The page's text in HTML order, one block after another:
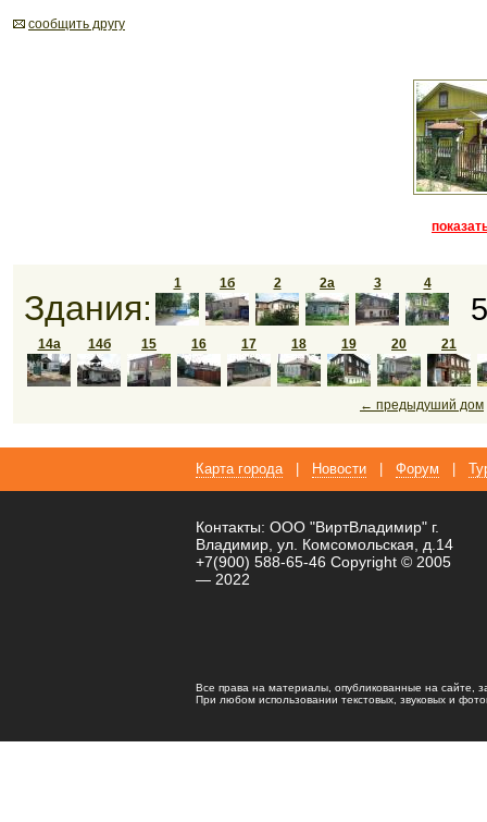
cообщить другу
Здания:
1 1б 2 2а 3 4
5
14а 14б 15 16 17 18 19 20 21
← предыдуший дом
Карта города Новости Форум
Контакты: ООО "ВиртВладимир" г.
Владимир, ул. Комсомольская, д.14
+7(900) 588-65-46 Copyright © 2005
— 2022
Все права на материалы, опубликованные на сайте,
При любом использовании текстовых, звуковых и